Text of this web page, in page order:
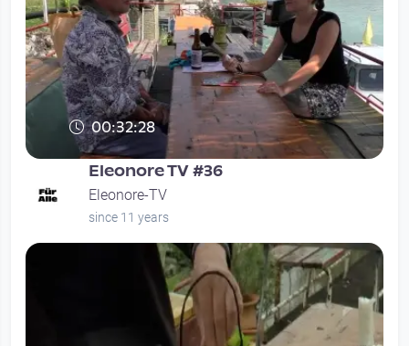
00:32:28
Eleonore TV #36
Eleonore-TV
since 11 years